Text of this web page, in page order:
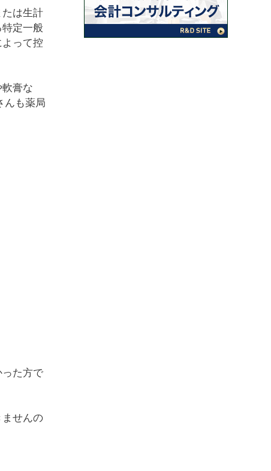
は生計
定一般
って控
膏な
んも薬局
た方で
せんの